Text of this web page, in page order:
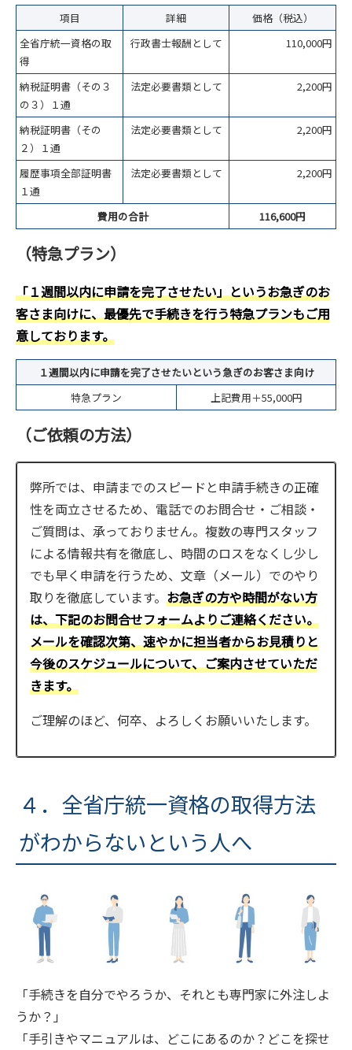
項目 詳細
価格（税込）
全省庁統一資格の取
得
行政書士報酬として 110,000円
納税証明書（その３
の３）１通
法定必要書類として 2,200円
納税証明書（その
２）１通
法定必要書類として 2,200円
履歴事項全部証明書
１通
法定必要書類として 2,200円
費用の合計 116,600円
（特急プラン）
「１週間以内に申請を完了させたい」というお急ぎのお
客さま向けに、最優先で手続きを行う特急プランもご用
意しております。
１週間以内に申請を完了させたいという急ぎのお客さま向け
特急プラン
上記費用＋55,000円
（ご依頼の方法）
弊所では、申請までのスピードと申請手続きの正確
性を両立させるため、電話でのお問合せ・ご相談・
ご質問は、承っておりません。複数の専門スタッフ
による情報共有を徹底し、時間のロスをなくし少し
でも早く申請を行うため、文章（メール）でのやり
取りを徹底しています。 お急ぎの方や時間がない方
は、下記のお問合せフォームよりご連絡ください。
メールを確認次第、速やかに担当者からお見積りと
今後のスケジュールについて、ご案内させていただ
きます。
ご理解のほど、何卒、よろしくお願いいたします。
４．全省庁統一資格の取得方法
がわからないという人へ
「手続きを自分でやろうか、それとも専門家に外注しよ
うか？」
「手引きやマニュアルは、どこにあるのか？どこを探せ